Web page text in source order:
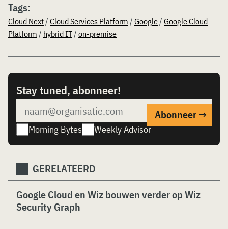
Tags:
Cloud Next/ Cloud Services Platform / Google/ Google Cloud
Platform / hybrid IT/ on-premise
Stay tuned, abonneer!
Morning Bytes Weekly Advisor
GERELATEERD
Google Cloud en Wiz bouwen verder op Wiz
Security Graph